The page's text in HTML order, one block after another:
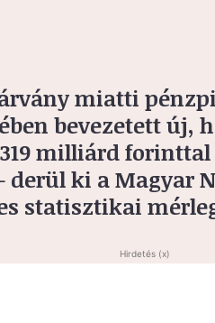
miatti
bevezetett új,
milliárd forinttal
ki a Magyar
statisztikai
Hirdetés (x)